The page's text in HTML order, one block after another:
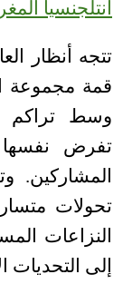
أنتلجنسيا
تتجه أنظار
قمة مجموعة
وسط تراكم
تفرض
المشاركين.
تحولات
النزاعات
إلى التحديات